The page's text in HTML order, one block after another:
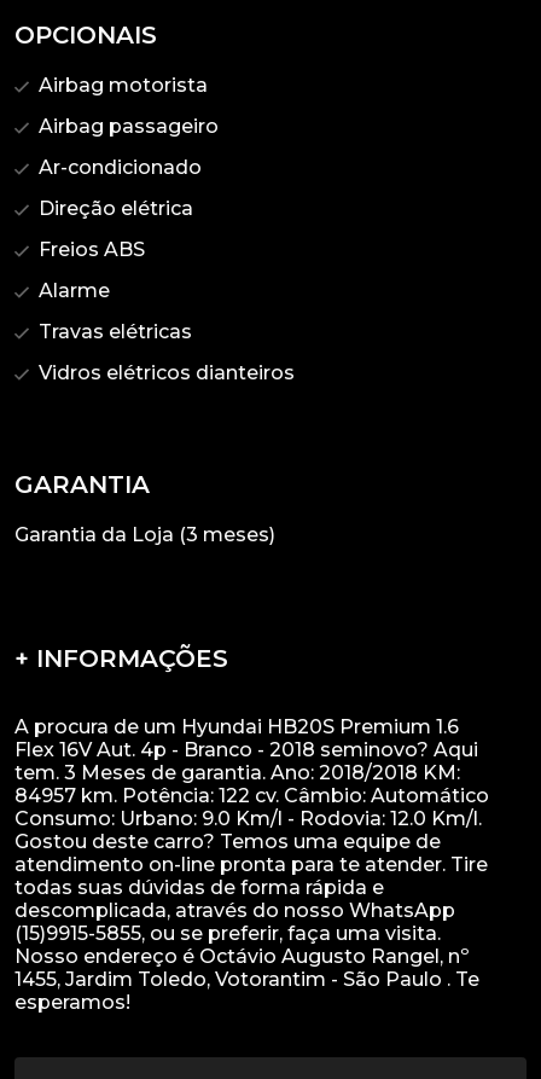
OPCIONAIS
Airbag motorista
Airbag passageiro
Ar-condicionado
Direção elétrica
Freios ABS
Alarme
Travas elétricas
Vidros elétricos dianteiros
GARANTIA
Garantia da Loja (3 meses)
+ INFORMAÇÕES
A procura de um Hyundai HB20S Premium 1.6
Flex 16V Aut. 4p - Branco - 2018 seminovo? Aqui
tem. 3 Meses de garantia. Ano: 2018/2018 KM:
84957 km. Potência: 122 cv. Câmbio: Automático
Consumo: Urbano: 9.0 Km/l - Rodovia: 12.0 Km/l.
Gostou deste carro? Temos uma equipe de
atendimento on-line pronta para te atender. Tire
todas suas dúvidas de forma rápida e
descomplicada, através do nosso WhatsApp
(15)9915-5855, ou se preferir, faça uma visita.
Nosso endereço é Octávio Augusto Rangel, nº
1455, Jardim Toledo, Votorantim - São Paulo . Te